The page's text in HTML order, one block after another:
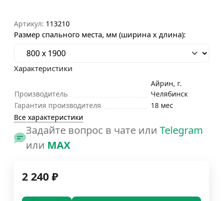
Артикул: 113210
Размер спального места, мм (ширина х длина):
Характеристики
Производитель
Айрин, г.
Челябинск
Гарантия производителя
18 мес
Все характеристики
Задайте вопрос в чате или Telegram
или MAX
2 240 ₽